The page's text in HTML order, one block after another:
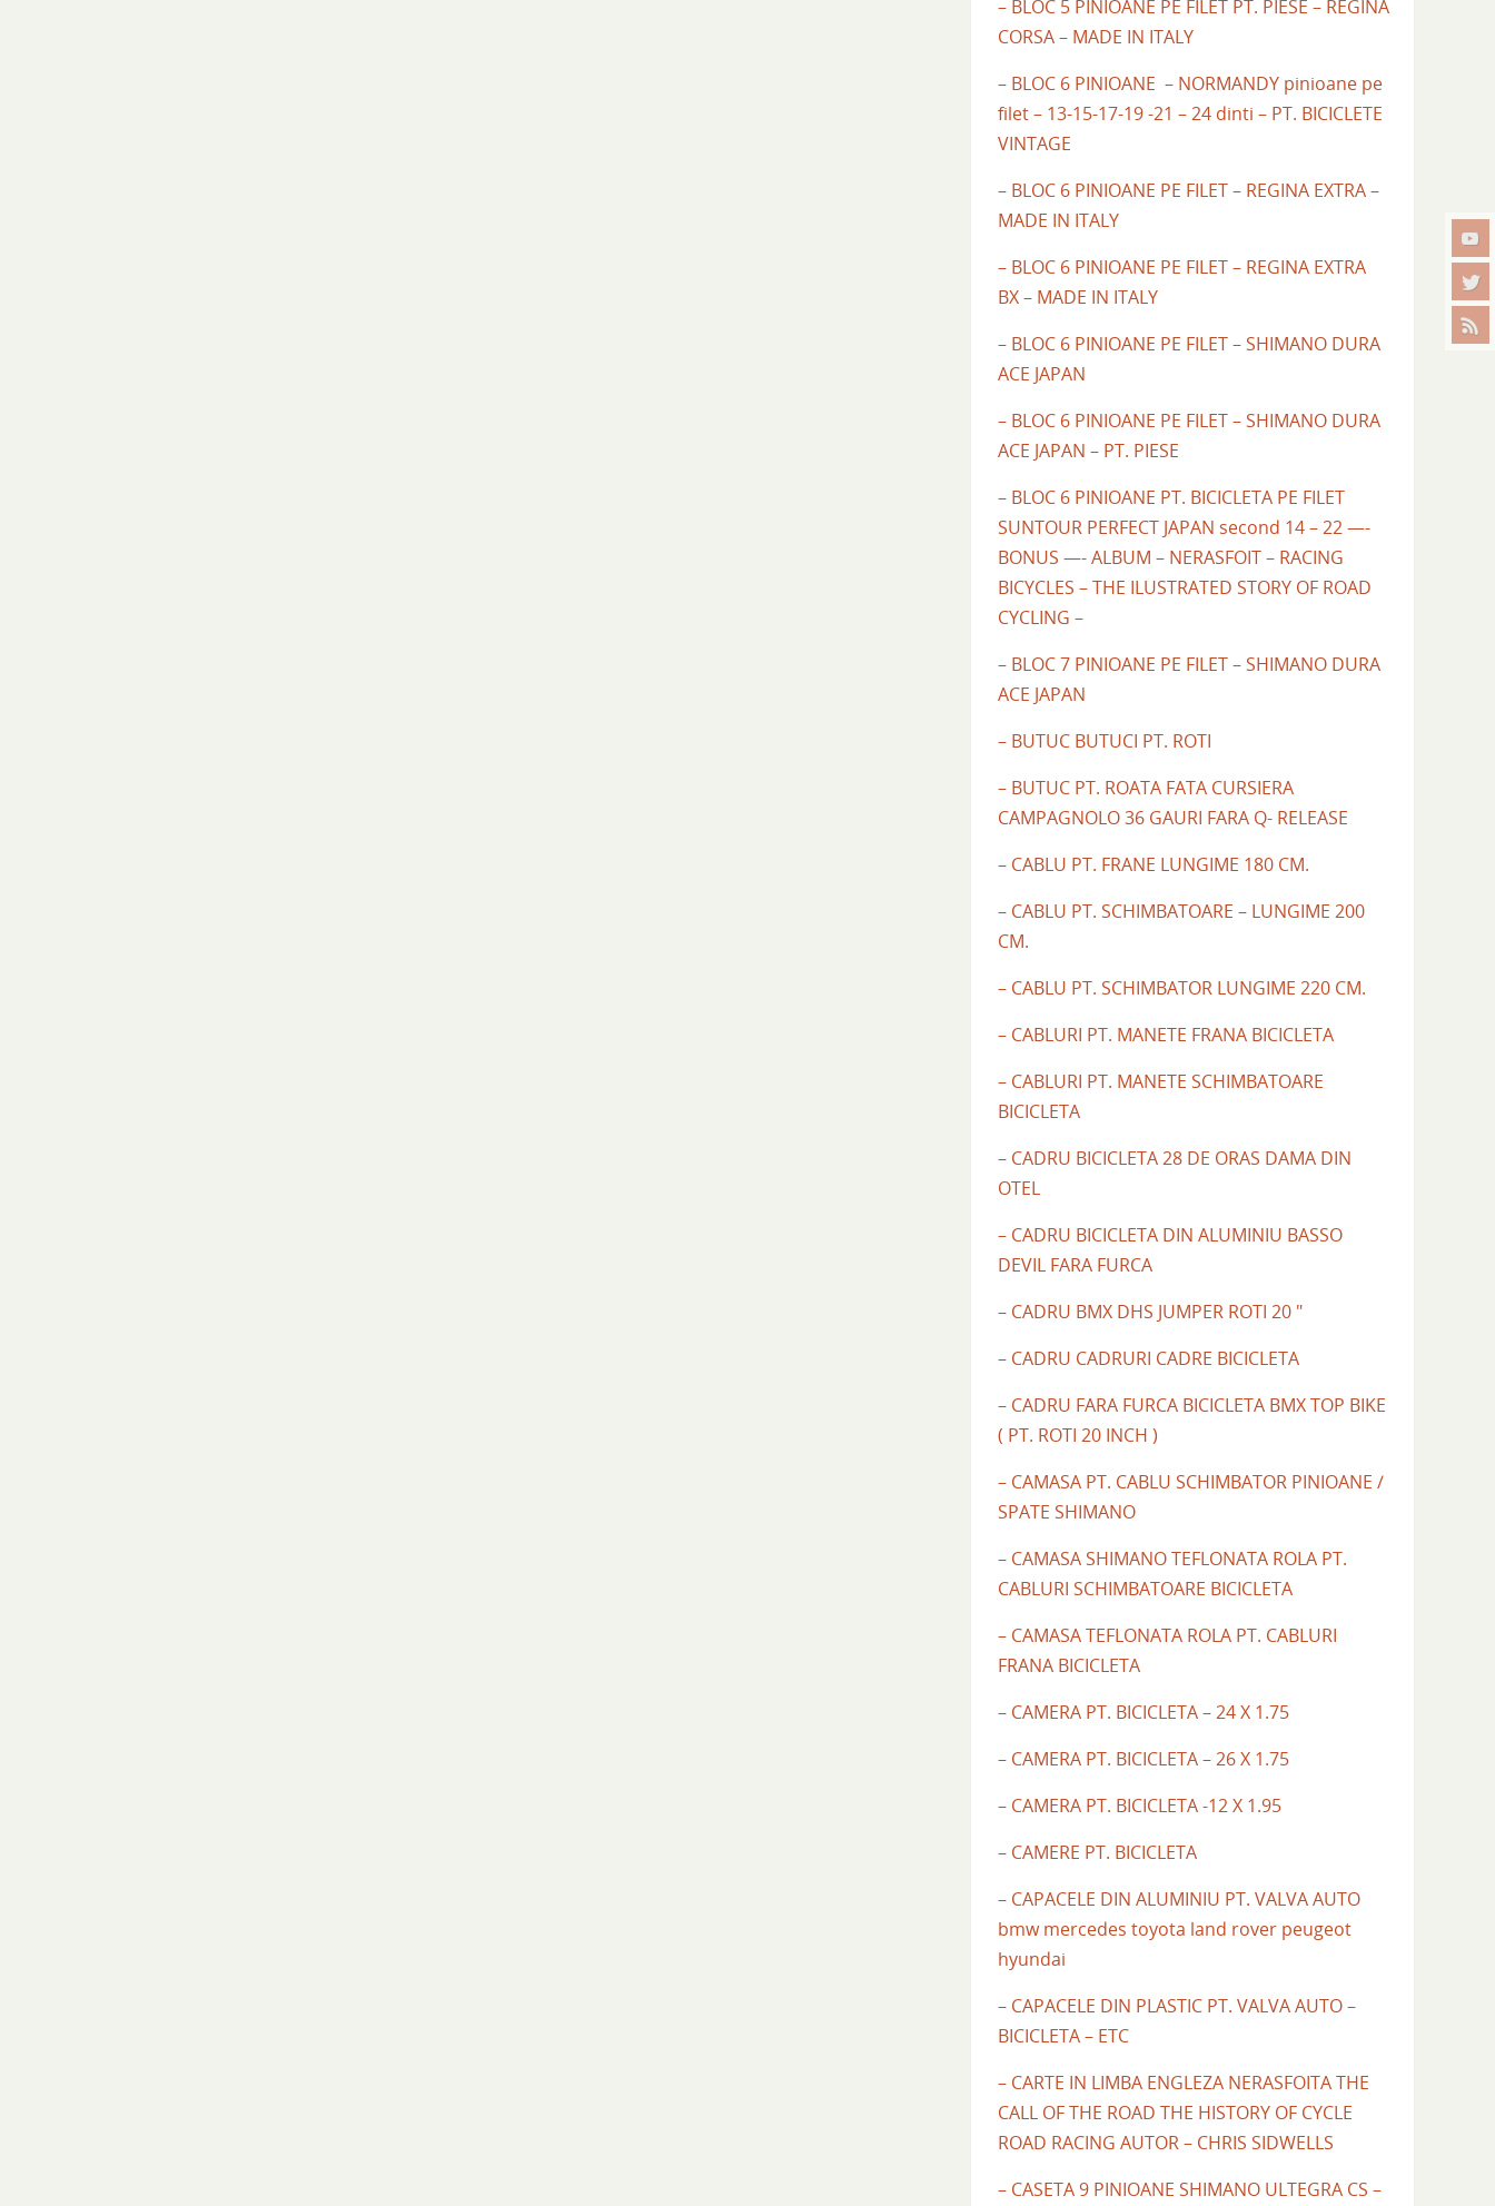
– BLOC 5 PINIOANE PE FILET PT. PIESE – REGINA
CORSA – MADE IN ITALY
– BLOC 6 PINIOANE – NORMANDY pinioane pe
filet – 13-15-17-19 -21 – 24 dinti – PT. BICICLETE
VINTAGE
– BLOC 6 PINIOANE PE FILET – REGINA EXTRA –
MADE IN ITALY
– BLOC 6 PINIOANE PE FILET – REGINA EXTRA
BX – MADE IN ITALY
– BLOC 6 PINIOANE PE FILET – SHIMANO DURA
ACE JAPAN
– BLOC 6 PINIOANE PE FILET – SHIMANO DURA
ACE JAPAN – PT. PIESE
– BLOC 6 PINIOANE PT. BICICLETA PE FILET
SUNTOUR PERFECT JAPAN second 14 – 22 —-
BONUS —- ALBUM – NERASFOIT – RACING
BICYCLES – THE ILUSTRATED STORY OF ROAD
CYCLING –
– BLOC 7 PINIOANE PE FILET – SHIMANO DURA
ACE JAPAN
– BUTUC BUTUCI PT. ROTI
– BUTUC PT. ROATA FATA CURSIERA
CAMPAGNOLO 36 GAURI FARA Q- RELEASE
– CABLU PT. FRANE LUNGIME 180 CM.
– CABLU PT. SCHIMBATOARE – LUNGIME 200
CM.
– CABLU PT. SCHIMBATOR LUNGIME 220 CM.
– CABLURI PT. MANETE FRANA BICICLETA
– CABLURI PT. MANETE SCHIMBATOARE
BICICLETA
– CADRU BICICLETA 28 DE ORAS DAMA DIN
OTEL
– CADRU BICICLETA DIN ALUMINIU BASSO
DEVIL FARA FURCA
– CADRU BMX DHS JUMPER ROTI 20 "
– CADRU CADRURI CADRE BICICLETA
– CADRU FARA FURCA BICICLETA BMX TOP BIKE
( PT. ROTI 20 INCH )
– CAMASA PT. CABLU SCHIMBATOR PINIOANE /
SPATE SHIMANO
– CAMASA SHIMANO TEFLONATA ROLA PT.
CABLURI SCHIMBATOARE BICICLETA
– CAMASA TEFLONATA ROLA PT. CABLURI
FRANA BICICLETA
– CAMERA PT. BICICLETA – 24 X 1.75
– CAMERA PT. BICICLETA – 26 X 1.75
– CAMERA PT. BICICLETA -12 X 1.95
– CAMERE PT. BICICLETA
– CAPACELE DIN ALUMINIU PT. VALVA AUTO
bmw mercedes toyota land rover peugeot
hyundai
– CAPACELE DIN PLASTIC PT. VALVA AUTO –
BICICLETA – ETC
– CARTE IN LIMBA ENGLEZA NERASFOITA THE
CALL OF THE ROAD THE HISTORY OF CYCLE
ROAD RACING AUTOR – CHRIS SIDWELLS
– CASETA 9 PINIOANE SHIMANO ULTEGRA CS –